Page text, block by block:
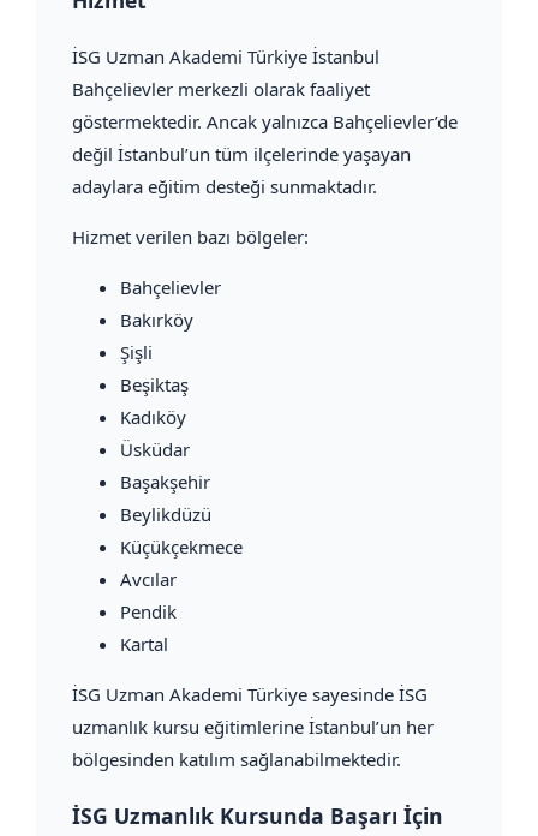
İSG Uzman Akademi Türkiye İstanbul
Bahçelievler merkezli olarak faaliyet
göstermektedir. Ancak yalnızca Bahçelievler’de
değil İstanbul’un tüm ilçelerinde yaşayan
adaylara eğitim desteği sunmaktadır.
Hizmet verilen bazı bölgeler:
Bahçelievler
Bakırköy
Şişli
Beşiktaş
Kadıköy
Üsküdar
Başakşehir
Beylikdüzü
Küçükçekmece
Avcılar
Pendik
Kartal
İSG Uzman Akademi Türkiye sayesinde İSG
uzmanlık kursu eğitimlerine İstanbul’un her
bölgesinden katılım sağlanabilmektedir.
İSG Uzmanlık Kursunda Başarı İçin